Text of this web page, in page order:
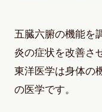
五臓六腑の機能を
炎の症状を改善さ
東洋医学は身体の
の医学です。